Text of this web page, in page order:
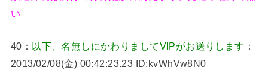
い
40： 以下、名無しにかわりましてVIPがお送りします ：
2013/02/08(金) 00:42:23.23 ID:kvWhVw8N0